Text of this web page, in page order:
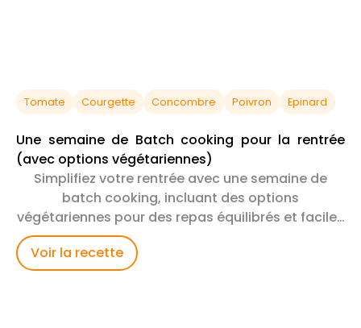
Tomate Courgette Concombre Poivron Epinard
Une semaine de Batch cooking pour la rentrée
(avec options végétariennes)
Simplifiez votre rentrée avec une semaine de
batch cooking, incluant des options
végétariennes pour des repas équilibrés et faciles
Voir la recette